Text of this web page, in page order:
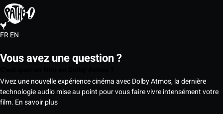
FREN
Vous avez une question ?
Vivez une nouvelle expérience cinéma avec Dolby Atmos, la dernière
technologie audio mise au point pour vous faire vivre intensément votre
film. En savoir plus